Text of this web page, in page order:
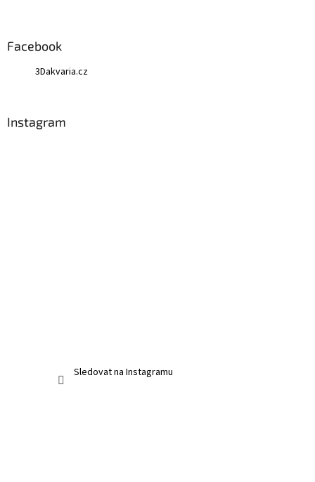
Facebook
3Dakvaria.cz
Instagram
Sledovat na Instagramu